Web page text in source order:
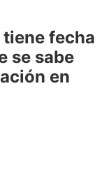
tiene fecha
se sabe
en